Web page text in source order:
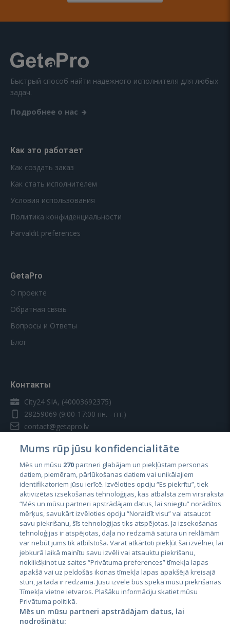
Быстрый способ найти надежного исполнителя для любых
задач.
Подробнее о нас
Как это работает
Как создать заказ
Как стать исполнителем
Условия использования
Политика конфиденциальности
Pārvaldīt preferences
GetaPro
О проекте
Обратная связь
Вопросы и Ответы
Блог
Контакты
City24 SIA, (40003692375)
28259069 (9:00-17:00 пн. - пт.)
contact@getapro.lv
Страны
Эстония
Латвия
Литва
Mums rūp jūsu konfidencialitāte
Mēs un mūsu 270partneri glabājam un piekļūstam personas
datiem, piemēram, pārlūkošanas datiem vai unikālajiem
identifikatoriem jūsu ierīcē. Izvēloties opciju “Es piekrītu”, tiek
aktivizētas izsekošanas tehnoloģijas, kas atbalsta zem virsraksta
“Mēs un mūsu partneri apstrādājam datus, lai sniegtu” norādītos
mērķus, savukārt izvēloties opciju “Noraidīt visu” vai atsaucot
savu piekrišanu, šīs tehnoloģijas tiks atspējotas. Ja izsekošanas
tehnoloģijas ir atspējotas, daļa no redzamā satura un reklāmām
var nebūt jums tik atbilstoša. Varat atkārtoti piekļūt šai izvēlnei, lai
jebkurā laikā mainītu savu izvēli vai atsauktu piekrišanu,
noklikšķinot uz saites “Privātuma preferences” tīmekļa lapas
apakšā vai uz peldošās ikonas tīmekļa lapas apakšējā kreisajā
stūrī, ja tāda ir redzama. Jūsu izvēle būs spēkā mūsu piekrišanas
Tīmekļa vietne ietvaros. Plašāku informāciju skatiet mūsu
Privātuma politikā.
Mēs un mūsu partneri apstrādājam datus, lai
nodrošinātu: